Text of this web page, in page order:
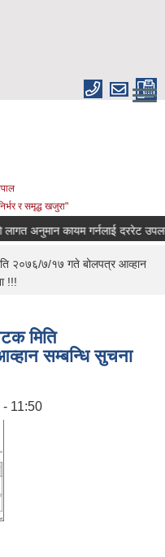
र समृद्ध खजुरा"
अनुमान कायम गर्नलाई दररेट
२०७६/७/१७ गते बोलपत्र आव्हान
!!!
मिति
सम्बन्धि सुचना
- 11:50